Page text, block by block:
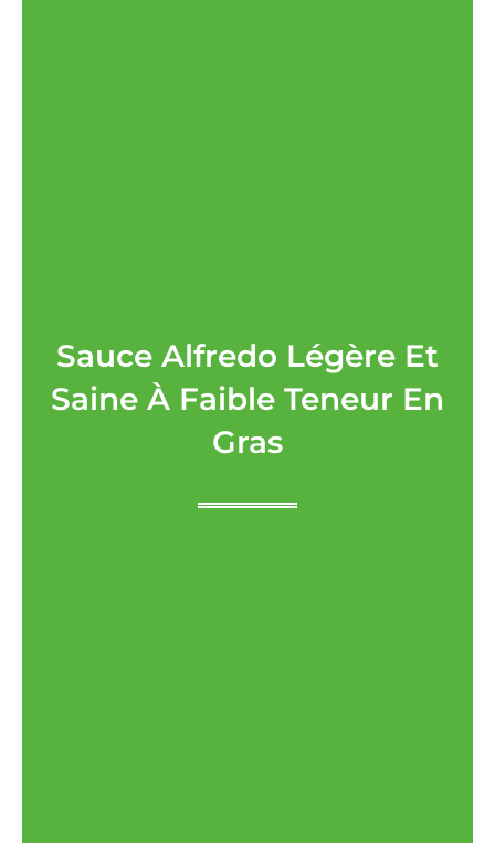
Sauce Alfredo Légère Et
Saine À Faible Teneur En
Gras